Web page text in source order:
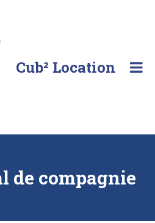
Cub² Location
de compagnie